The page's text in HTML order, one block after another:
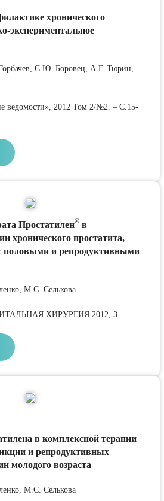
хронического
экспериментальное
С.Ю. Боровец, А.Г. Тюрин,
ведомости», 2012 Том 2/№2. – С.15-
Простатилен® в
хронического простатита,
половыми и репродуктивными
М.С. Селькова
ХИРУРГИЯ 2012, 3
в комплексной терапии
и репродуктивных
молодого возраста
М.С. Селькова